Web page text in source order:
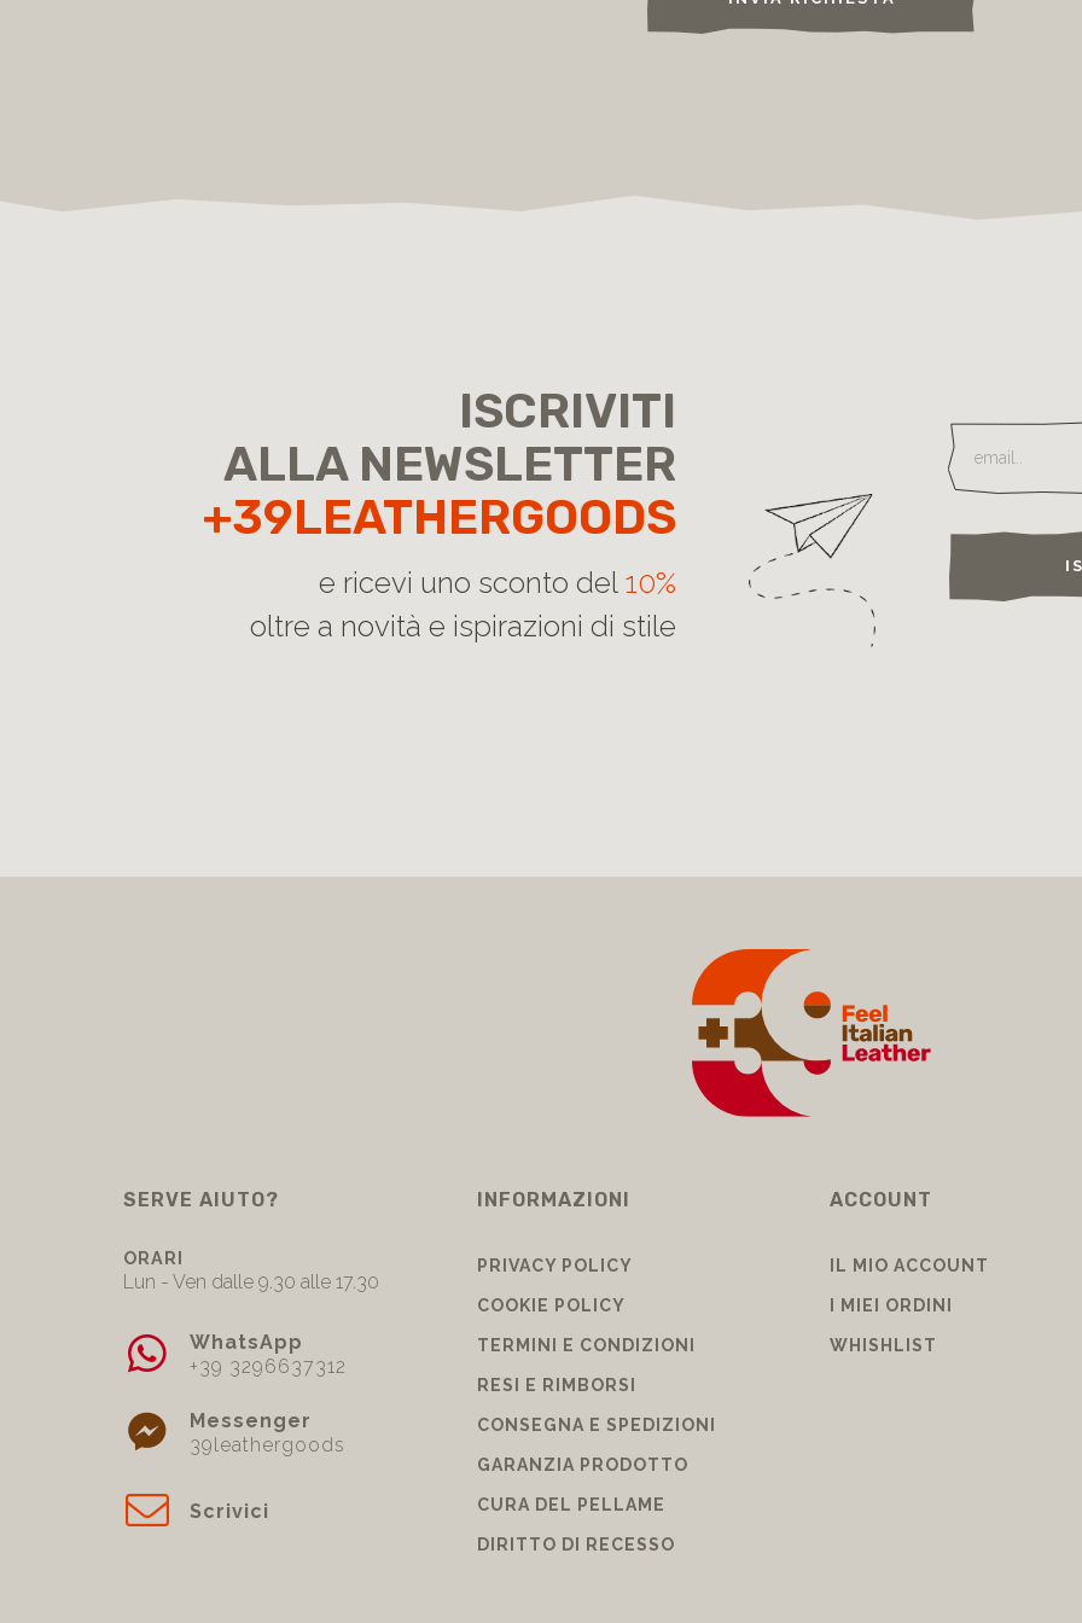
ISCRIVITI
ALLA NEWSLETTER
+39LEATHERGOODS
e ricevi uno sconto del 10%
oltre a novità e ispirazioni di stile
SERVE AIUTO?
ORARI
Lun - Ven dalle 9.30 alle 17.30
WhatsApp
+39 3296637312
Messenger
39leathergoods
Scrivici
INFORMAZIONI
PRIVACY POLICY
COOKIE POLICY
TERMINI E CONDIZIONI
RESI E RIMBORSI
CONSEGNA E SPEDIZIONI
GARANZIA PRODOTTO
CURA DEL PELLAME
DIRITTO DI RECESSO
ACCOUNT
IL MIO ACCOUNT
I MIEI ORDINI
WHISHLIST